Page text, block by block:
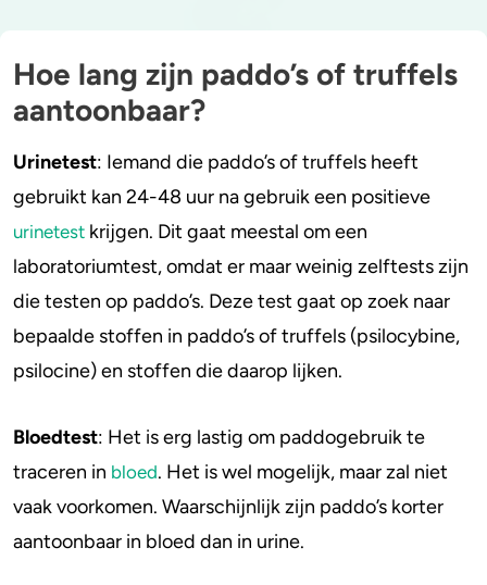
Paddo’s en truffels
Ketamine
Ayahuasca
LSD
Benzodiazepines
4-FA
Poppers
Verkeer
Check je gebruik
Stel een vraag
Hoe lang zijn paddo’s of truffels
aantoonbaar?
Urinetest: Iemand die paddo’s of truffels heeft
gebruikt kan 24-48 uur na gebruik een positieve
urinetest krijgen. Dit gaat meestal om een
laboratoriumtest, omdat er maar weinig zelftests zijn
die testen op paddo’s. Deze test gaat op zoek naar
bepaalde stoffen in paddo’s of truffels (psilocybine,
psilocine) en stoffen die daarop lijken.
Bloedtest: Het is erg lastig om paddogebruik te
traceren in bloed. Het is wel mogelijk, maar zal niet
vaak voorkomen. Waarschijnlijk zijn paddo’s korter
aantoonbaar in bloed dan in urine.